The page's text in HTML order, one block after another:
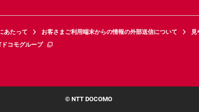
あたって お客さまご利用端末からの情報の外部送信について
見
ドコモグループ
© NTT DOCOMO